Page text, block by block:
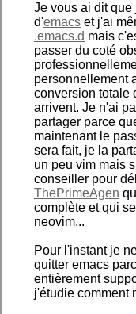
Je vous ai dit
d'emacs et j'ai
.emacs.d mais
passer du coté
personnellement
conversion totale
arrivent. Je n'ai
partager parce
maintenant le
sera fait, je la
un peu vim mais
conseiller pour
ThePrimeAgen
complète et qui
neovim...
Pour l'instant je
quitter emacs
entièrement
j'étudie comment